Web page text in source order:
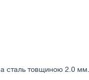
сталь товщиною 2.0 мм.